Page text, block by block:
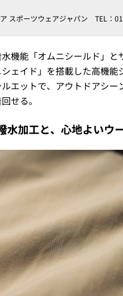
スポーツウェアジャパン TEL：
機能「オムニシールド」と
ェイド」を搭載した高機能
エットで、アウトドアシー
せる。
水加工と、心地よいウ